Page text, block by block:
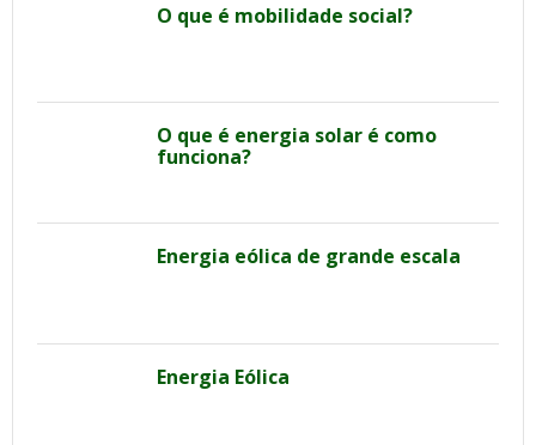
O que é mobilidade social?
O que é energia solar é como
funciona?
Energia eólica de grande escala
Energia Eólica